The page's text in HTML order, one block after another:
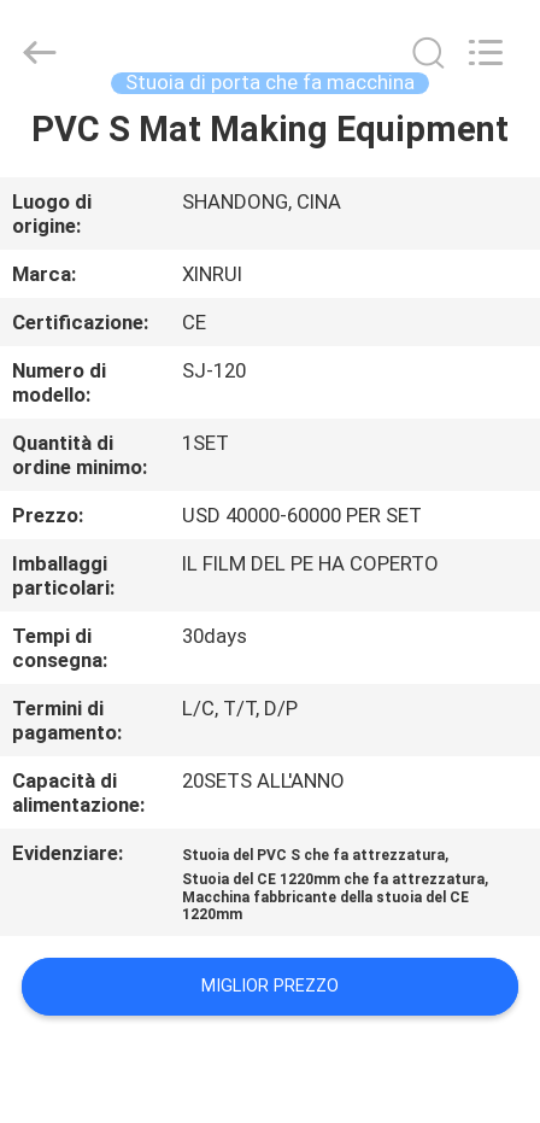
CASA.
PRODOTTI
VIDEO
CHI
SIAMO
VISITA
ALLA
FABBRICA
CONTROLLO
DELLA
QUALITÀ
CONTATTACI
NOTIZIE
CASI
CHIEDI
Reserved.
Developed
Stuoia di porta che fa macchina
PVC S Mat Making Equipment
Luogo di
origine:
SHANDONG, CINA
Marca:
XINRUI
Certificazione:
CE
Numero di
modello:
SJ-120
Quantità di
ordine minimo:
1SET
Prezzo:
USD 40000-60000 PER SET
Imballaggi
particolari:
IL FILM DEL PE HA COPERTO
Tempi di
consegna:
30days
Termini di
pagamento:
L/C, T/T, D/P
Capacità di
alimentazione:
20SETS ALL'ANNO
Evidenziare: Stuoia del PVC S che fa attrezzatura,
Stuoia del CE 1220mm che fa attrezzatura,
Macchina fabbricante della stuoia del CE
1220mm
MIGLIOR PREZZO